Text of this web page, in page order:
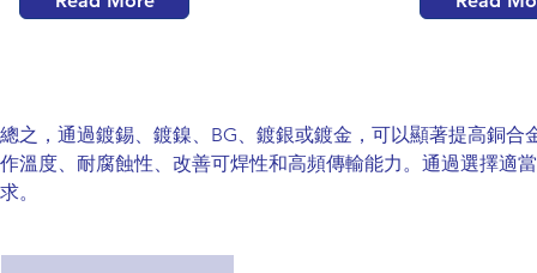
總之，通過鍍錫、鍍鎳、BG、鍍銀或鍍金，可以顯著提高銅
作溫度、耐腐蝕性、改善可焊性和高頻傳輸能力。通過選擇適
求。